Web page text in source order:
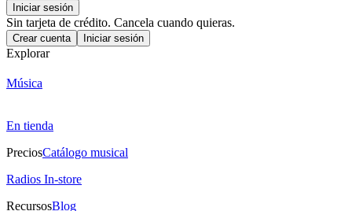
Iniciar sesión
Sin tarjeta de crédito. Cancela cuando quieras.
Crear cuenta Iniciar sesión
Explorar
Música
En tienda
PreciosCatálogo musical
Radios In-store
RecursosBlog